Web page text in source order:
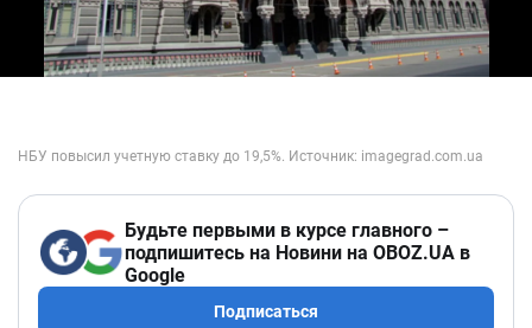
Будьте первыми в курсе главного –
подпишитесь на Новини на OBOZ.UA в
Google
Подписаться